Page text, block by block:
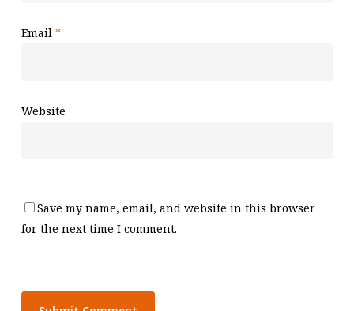
Email *
Website
Save my name, email, and website in this browser
for the next time I comment.